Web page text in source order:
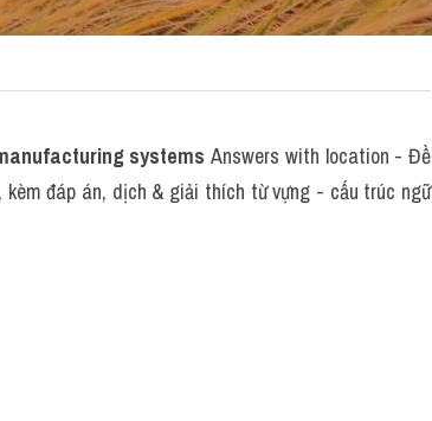
systems Answers with location - Đề
đáp án, dịch & giải thích từ vựng - cấu trúc ngữ